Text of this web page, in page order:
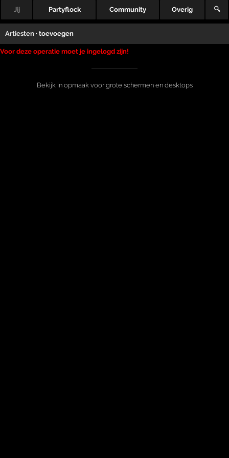
Jij Partyflock Community Overig 🔍
Artiesten · toevoegen
Voor deze operatie moet je ingelogd zijn!
Bekijk in opmaak voor grote schermen en desktops